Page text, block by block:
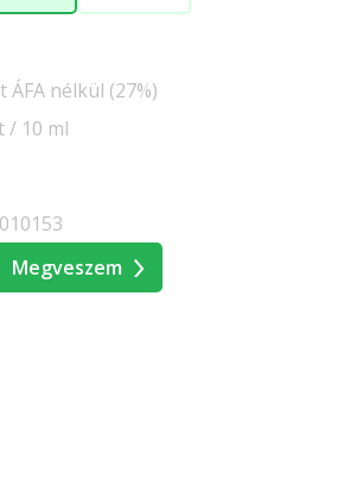
ÁFA nélkül (27%)
/ 10 ml
Megveszem